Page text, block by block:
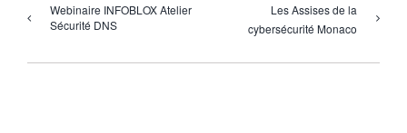
Webinaire INFOBLOX Atelier
Sécurité DNS
Les Assises de la
cybersécurité Monaco